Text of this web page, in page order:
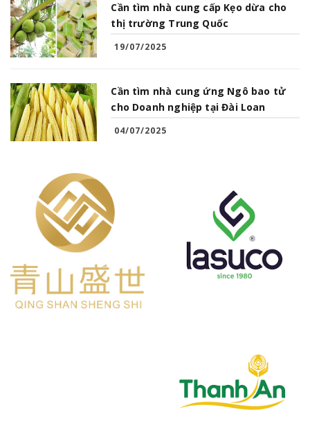
Cần tìm nhà cung cấp Kẹo dừa cho
thị trường Trung Quốc
19/07/2025
Cần tìm nhà cung ứng Ngô bao tử
cho Doanh nghiệp tại Đài Loan
04/07/2025